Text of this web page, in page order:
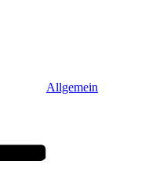
Allgemein